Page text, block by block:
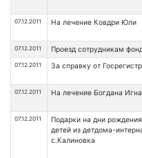
07.12.2011 На лечение Ковдри Юли
07.12.2011 Проезд сотрудникам
07.12.2011 За справку от
07.12.2011 На лечение Богдана
07.12.2011
Подарки на дни
детей из детдома-
с.Калиновка